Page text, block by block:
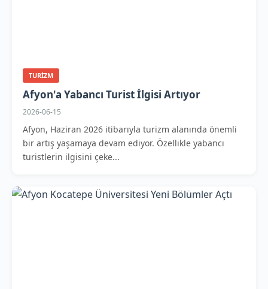
TURIZM
Afyon'a Yabancı Turist İlgisi Artıyor
2026-06-15
Afyon, Haziran 2026 itibarıyla turizm alanında önemli
bir artış yaşamaya devam ediyor. Özellikle yabancı
turistlerin ilgisini çeke...